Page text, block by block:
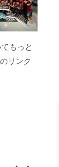
もっと
リンク